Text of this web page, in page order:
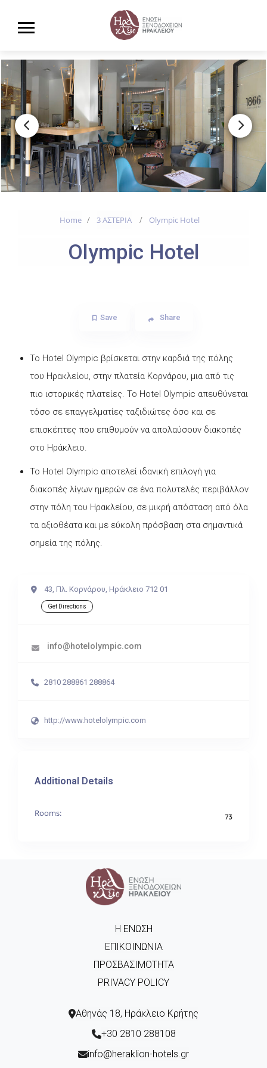
Home 3 ΑΣΤΕΡΙΑ Olympic Hotel
Olympic Hotel
Save Share
Το Hotel Olympic βρίσκεται στην καρδιά της πόλης
του Ηρακλείου, στην πλατεία Κορνάρου, μια από τις
πιο ιστορικές πλατείες. Το Hotel Olympic απευθύνεται
τόσο σε επαγγελματίες ταξιδιώτες όσο και σε
επισκέπτες που επιθυμούν να απολαύσουν διακοπές
στο Ηράκλειο.
Το Hotel Olympic αποτελεί ιδανική επιλογή για
διακοπές λίγων ημερών σε ένα πολυτελές περιβάλλον
στην πόλη του Ηρακλείου, σε μικρή απόσταση από όλα
τα αξιοθέατα και με εύκολη πρόσβαση στα σημαντικά
σημεία της πόλης.
43, Πλ. Κορνάρου, Ηράκλειο 712 01
Get Directions
info@hotelolympic.com
2810 288861 288864
http://www.hotelolympic.com
Additional Details
Rooms: 73
Η ΈΝΩΣΗ
ΕΠΙΚΟΙΝΩΝΊΑ
ΠΡΟΣΒΑΣΙΜΌΤΗΤΑ
PRIVACY POLICY
Αθηνάς 18, Ηράκλειο Κρήτης
+30 2810 288108
info@heraklion-hotels.gr